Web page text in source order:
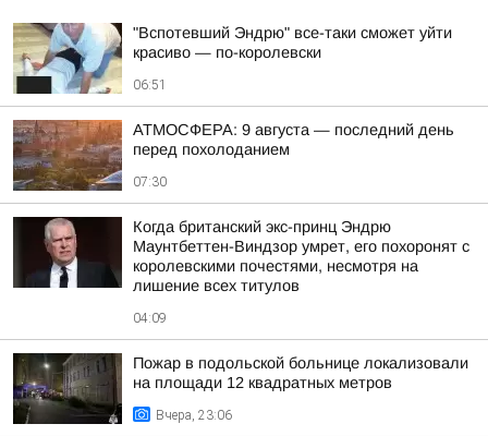
"Вспотевший Эндрю" все-таки сможет уйти
красиво — по-королевски
06:51
АТМОСФЕРА: 9 августа — последний день
перед похолоданием
07:30
Когда британский экс-принц Эндрю
Маунтбеттен-Виндзор умрет, его похоронят с
королевскими почестями, несмотря на
лишение всех титулов
04:09
Пожар в подольской больнице локализовали
на площади 12 квадратных метров
Вчера, 23:06